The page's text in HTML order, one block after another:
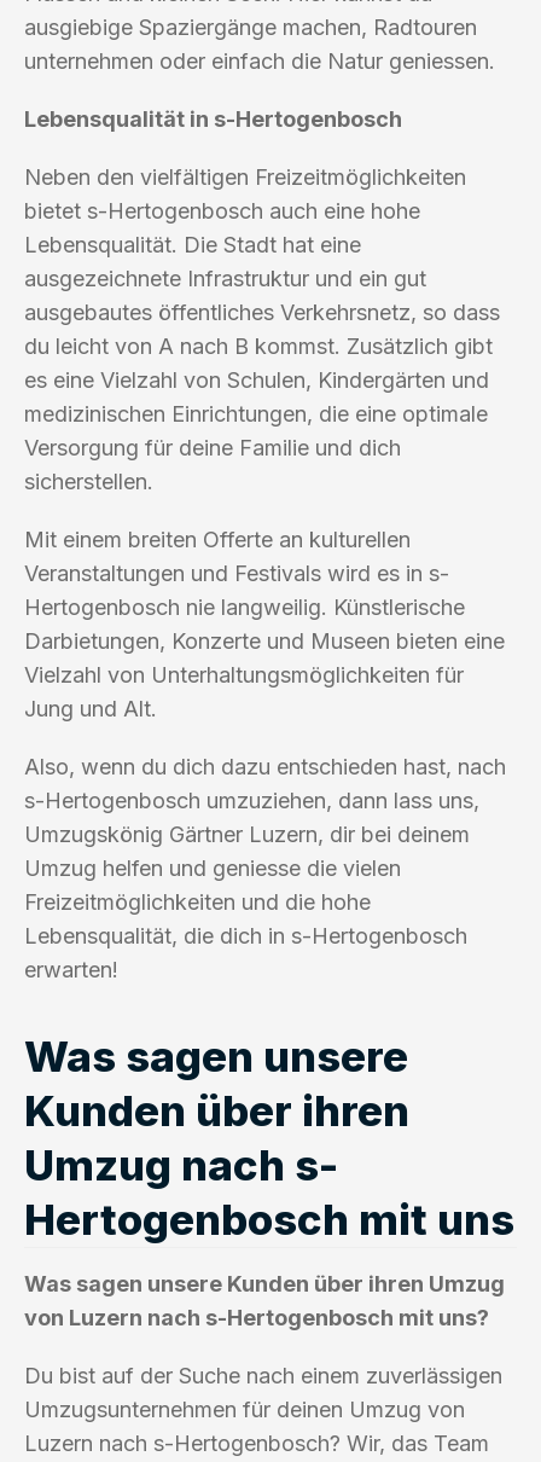
ausgiebige Spaziergänge machen, Radtouren
unternehmen oder einfach die Natur geniessen.
Lebensqualität in s-Hertogenbosch
Neben den vielfältigen Freizeitmöglichkeiten
bietet s-Hertogenbosch auch eine hohe
Lebensqualität. Die Stadt hat eine
ausgezeichnete Infrastruktur und ein gut
ausgebautes öffentliches Verkehrsnetz, so dass
du leicht von A nach B kommst. Zusätzlich gibt
es eine Vielzahl von Schulen, Kindergärten und
medizinischen Einrichtungen, die eine optimale
Versorgung für deine Familie und dich
sicherstellen.
Mit einem breiten Offerte an kulturellen
Veranstaltungen und Festivals wird es in s-
Hertogenbosch nie langweilig. Künstlerische
Darbietungen, Konzerte und Museen bieten eine
Vielzahl von Unterhaltungsmöglichkeiten für
Jung und Alt.
Also, wenn du dich dazu entschieden hast, nach
s-Hertogenbosch umzuziehen, dann lass uns,
Umzugskönig Gärtner Luzern, dir bei deinem
Umzug helfen und geniesse die vielen
Freizeitmöglichkeiten und die hohe
Lebensqualität, die dich in s-Hertogenbosch
erwarten!
Was sagen unsere
Kunden über ihren
Umzug nach s-
Hertogenbosch mit uns
Was sagen unsere Kunden über ihren Umzug
von Luzern nach s-Hertogenbosch mit uns?
Du bist auf der Suche nach einem zuverlässigen
Umzugsunternehmen für deinen Umzug von
Luzern nach s-Hertogenbosch? Wir, das Team